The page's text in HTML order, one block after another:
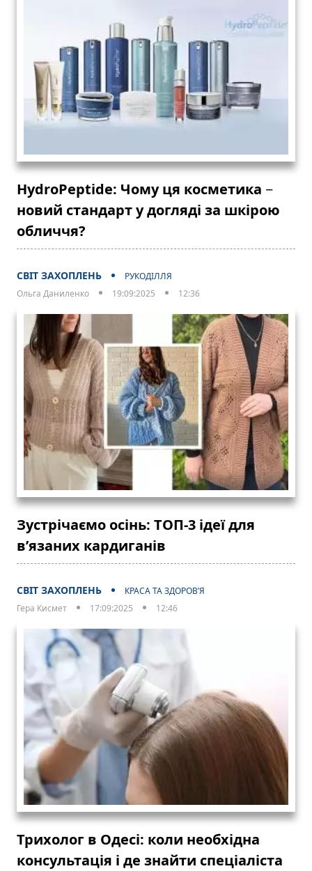
HydroPeptide: Чому ця косметика −
новий стандарт у догляді за шкірою
обличчя?
СВІТ ЗАХОПЛЕНЬ
РУКОДІЛЛЯ
Ольга Даниленко
19:09:2025 12:36
Зустрічаємо осінь: ТОП-3 ідеї для
в’язаних кардиганів
СВІТ ЗАХОПЛЕНЬ
КРАСА ТА ЗДОРОВ’Я
Гера Кисмет
17:09:2025 12:46
Трихолог в Одесі: коли необхідна
консультація і де знайти спеціаліста